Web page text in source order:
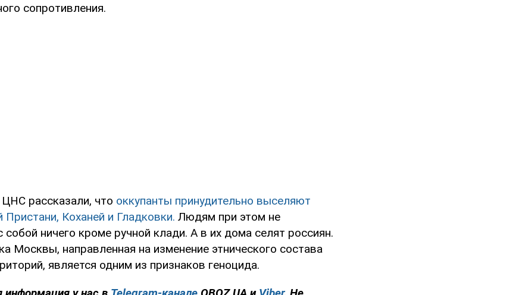
сопротивления.
рассказали, что оккупанты принудительно выселяют
Пристани, Коханей и Гладковки. Людям при этом не
ничего кроме ручной клади. А в их дома селят россиян.
Москвы, направленная на изменение этнического состава
является одним из признаков геноцида.